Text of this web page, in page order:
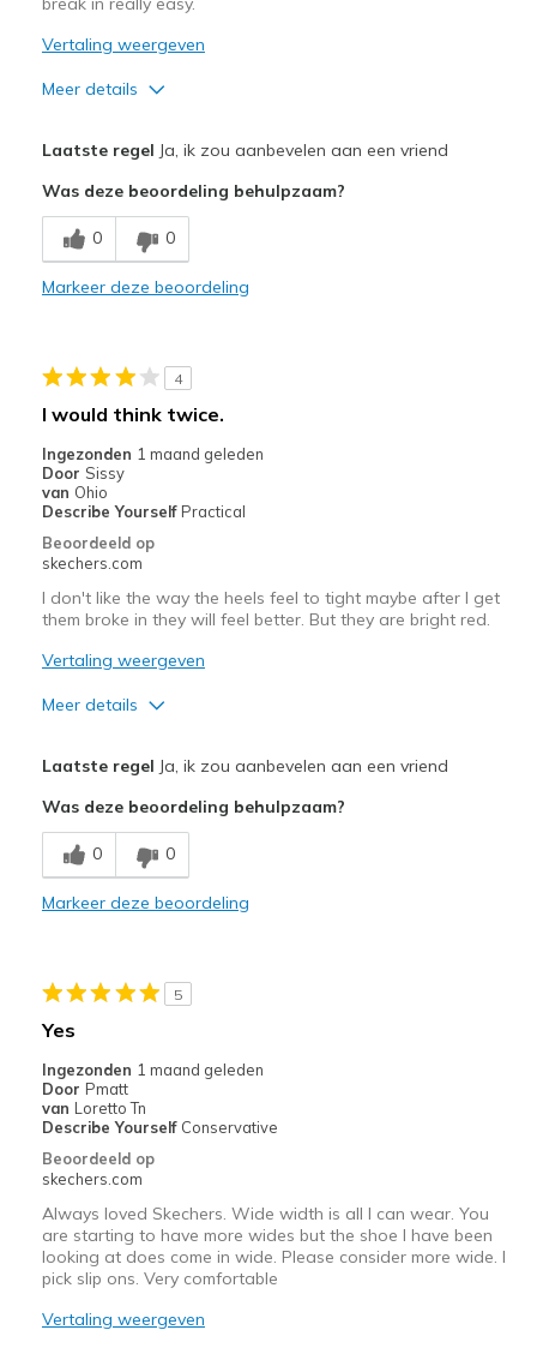
Vertaling weergeven
Meer details
Comfortable
Durable
I have Livestock so I use these for my around th
Width
Feels true to width
Sizing
View On Shoes
Shoes are for Wearing
Laatste regel Ja, ik zou aanbevelen aan een vriend
Was deze beoordeling behulpzaam?
0 0
Markeer deze beoordeling
4
I would think twice.
Ingezonden 1 maand geleden
Door Sissy
van Ohio
Describe Yourself Practical
Beoordeeld op
skechers.com
I don't like the way the heels feel to tight maybe after I get
them broke in they will feel better. But they are bright red.
Vertaling weergeven
Meer details
Stylish
Minpunten
Need Break In
Special Occasions
Sizing
View On Shoes
I'm Into Shoes
Laatste regel Ja, ik zou aanbevelen aan een vriend
Was deze beoordeling behulpzaam?
0 0
Markeer deze beoordeling
5
Yes
Ingezonden 1 maand geleden
Door Pmatt
van Loretto Tn
Describe Yourself Conservative
Beoordeeld op
skechers.com
Always loved Skechers. Wide width is all I can wear. You
are starting to have more wides but the shoe I have been
looking at does come in wide. Please consider more wide. I
pick slip ons. Very comfortable
Vertaling weergeven